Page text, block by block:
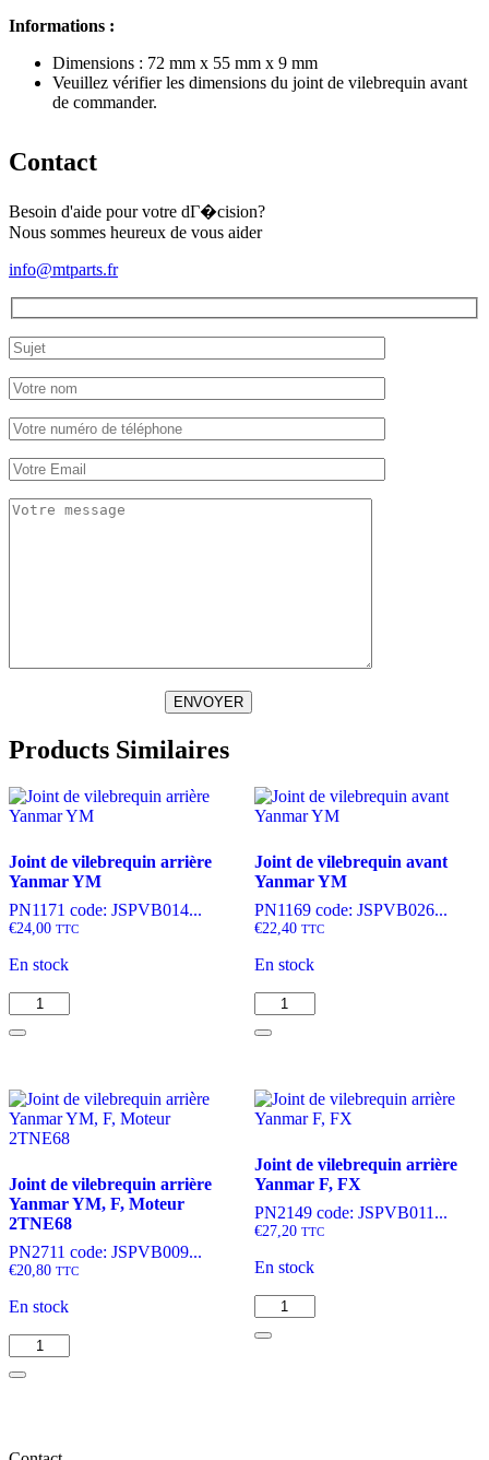
Informations :
Dimensions : 72 mm x 55 mm x 9 mm
Veuillez vérifier les dimensions du joint de vilebrequin avant
de commander.
Contact
Besoin d'aide pour votre dГ�cision?
Nous sommes heureux de vous aider
info@mtparts.fr
ENVOYER
Products Similaires
Joint de vilebrequin arrière
Yanmar YM
PN1171 code: JSPVB014...
€24,00 TTC
En stock
quantité
de
Joint
arrière
Yanmar
YM
Joint de vilebrequin avant
Yanmar YM
PN1169 code: JSPVB026...
€22,40 TTC
En stock
quantité
de
Joint
avant
Yanmar
Joint de vilebrequin arrière
Yanmar YM, F, Moteur
2TNE68
PN2711 code: JSPVB009...
€20,80 TTC
En stock
quantité
de
Joint
Joint de vilebrequin arrière
Yanmar F, FX
PN2149 code: JSPVB011...
€27,20 TTC
En stock
quantité
de
Joint